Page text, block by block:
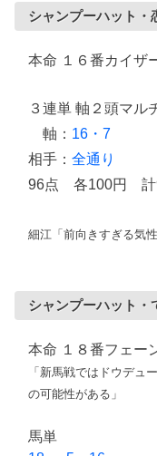
シャンプーハット・
本命 １６番カイザ
３連単 軸２頭マル
軸： 16・7
相手：全通り
96点 各100円 計
細江「前向きすぎる気
シャンプーハット・
本命 １８番フェ
「新馬戦ではドウデュ
の可能性がある」
馬単